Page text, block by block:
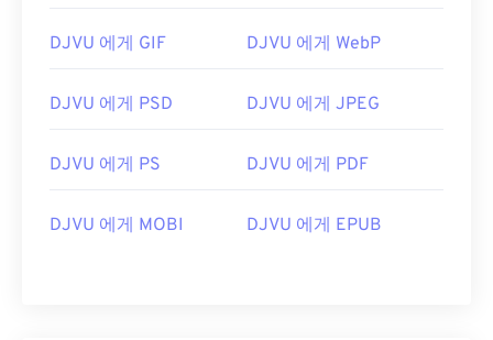
DJVU 에게 GIF DJVU 에게 WebP
DJVU 에게 PSD DJVU 에게 JPEG
DJVU 에게 PS DJVU 에게 PDF
DJVU 에게 MOBI DJVU 에게 EPUB